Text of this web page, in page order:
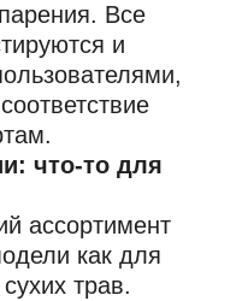
Все
и
что-то для
ассортимент
как для
трав.